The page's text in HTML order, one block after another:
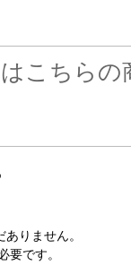
こちらの
りません。
要です。